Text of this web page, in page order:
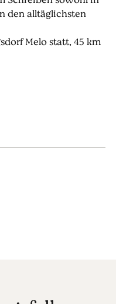
den alltäglichsten
Melo statt, 45 km